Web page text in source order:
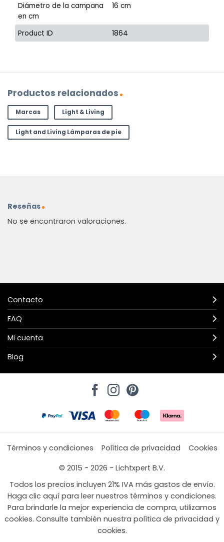
Diámetro de la campana
en cm
16 cm
Product ID 1864
Productos relacionados
Marcas Light & Living
Light and Living Lámparas de pie
Reseñas
No se encontraron valoraciones.
Contacto
FAQ
Mi cuenta
Blog
Términos y condiciones Política de privacidad
Cookies
© 2015 - 2026 - Lichtxpert B.V.
Todos los precios incluyen 21% IVA más gastos de envío.
Haga clic aquí para leer nuestros términos y condiciones.
Para brindarle la mejor experiencia de compra, utilizamos
cookies. Consulte también nuestra política de privacidad y
cookies.